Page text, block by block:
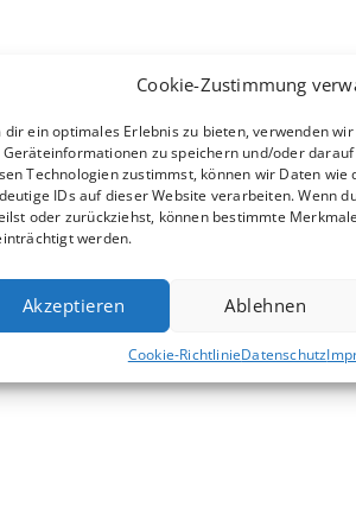
Cookie-Zustimmung
dir ein optimales Erlebnis zu bieten, verwenden
Geräteinformationen zu speichern und/oder
Technologien zustimmst, können wir Daten wie
IDs auf dieser Website verarbeiten. Wenn
oder zurückziehst, können bestimmte
werden.
Akzeptieren Ablehnen
Cookie-RichtlinieDatenschutz